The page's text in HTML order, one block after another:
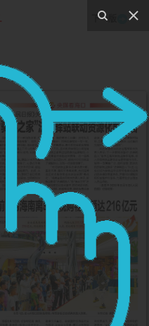
下一版